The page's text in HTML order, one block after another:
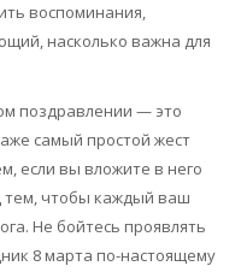
воспоминания,
насколько важна для
поздравлении — это
самый простой жест
если вы вложите в него
тем, чтобы каждый ваш
Не бойтесь проявлять
8 марта по-настоящему